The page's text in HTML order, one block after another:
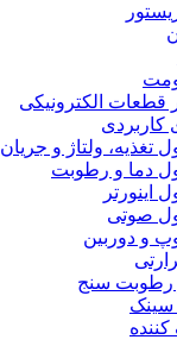
قطعات الکترونیکی
کاربردی
تغذیه، ولتاژ و جریان
دما و رطوبت
اینورتر
صوتی
و دوربین
رطوبت سنج